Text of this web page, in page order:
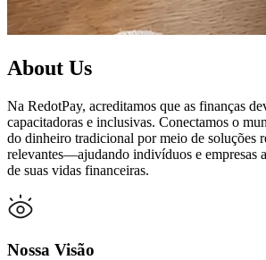
About Us
Na RedotPay, acreditamos que as finanças
capacitadoras e inclusivas. Conectamos o
do dinheiro tradicional por meio de soluções
relevantes—ajudando indivíduos e empresas
de suas vidas financeiras.
Nossa Visão